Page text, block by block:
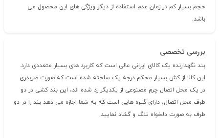
حجم بسیار کم در زمان عدم استفاده از دیگر ویژگی های این محصول می
باشد.
بررسی تخصصی
بند نگهدارنده یک کالای ایرانی عالی است که کاربرد های بسیار متعددی دارد.
این کالا از کش بسیار محکم درجه یک ساخته شده است که صورت ضربدری
در یک محل اتصال چرم مصنوعی از یکدیگر رد شده اند، این بند کشی در دو
طرف محل اتصال، دارای گیره هایی است که به شما اجازه می دهد بند را در دو
طرف به صورت دلخواه تنگ و گشاد نمایید.